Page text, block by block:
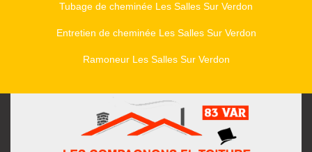
Tubage de cheminée Les Salles Sur Verdon
Entretien de cheminée Les Salles Sur Verdon
Ramoneur Les Salles Sur Verdon